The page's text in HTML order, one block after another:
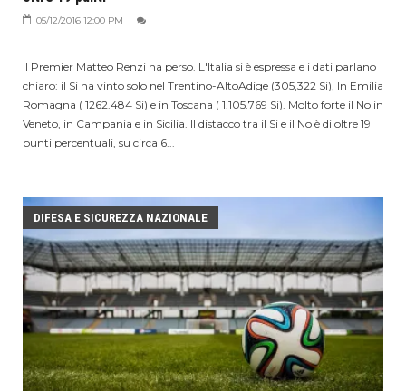
05/12/2016 12:00 PM
Il Premier Matteo Renzi ha perso. L'Italia si è espressa e i dati parlano
chiaro: il Si ha vinto solo nel Trentino-AltoAdige (305,322 Si), In Emilia
Romagna ( 1262.484 Si) e in Toscana ( 1.105.769 Si). Molto forte il No in
Veneto, in Campania e in Sicilia. Il distacco tra il Si e il No è di oltre 19
punti percentuali, su circa 6...
DIFESA E SICUREZZA NAZIONALE